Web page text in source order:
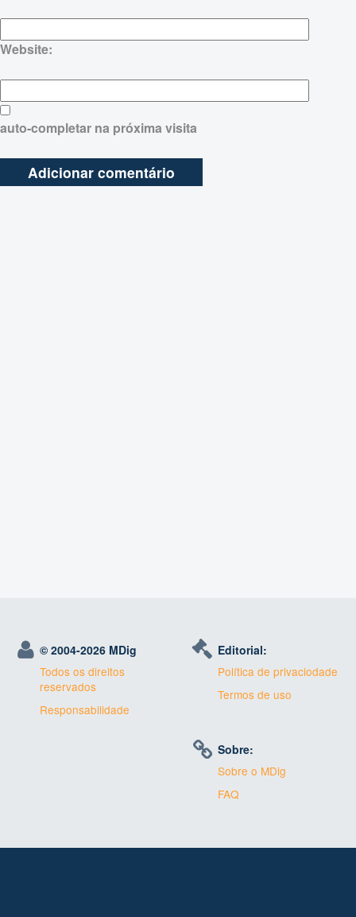
Website:
auto-completar na próxima visita
© 2004-2026 MDig
Todos os direitos
reservados
Responsabilidade
Editorial:
Política de privaciodade
Termos de uso
Sobre:
Sobre o MDig
FAQ